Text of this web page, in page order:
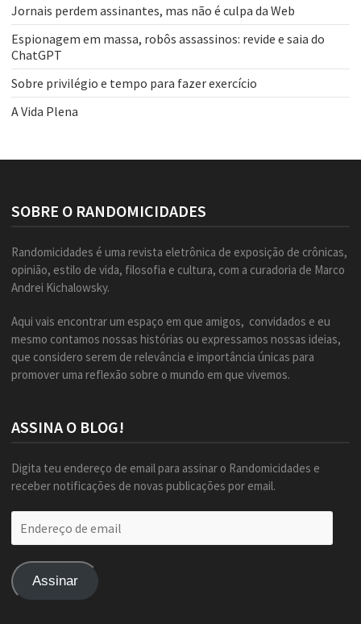
Jornais perdem assinantes, mas não é culpa da Web
Espionagem em massa, robôs assassinos: revide e saia do
ChatGPT
Sobre privilégio e tempo para fazer exercício
A Vida Plena
SOBRE O RANDOMICIDADES
Randomicidades é uma revista eletrônica de exposição de crônicas,
opinião, estilo de vida, filosofia e cultura, com a curadoria de Marco
Andrei Kichalowsky.
Aqui vais encontrar um espaço em que amigos, convidados e eu
mesmo contamos nossas histórias ou expressamos nossas ideias,
que considero serem de relevância e importância únicas para
promover uma reflexão sobre o mundo em que vivemos.
ASSINA O BLOG!
Digita teu endereço de email para assinar o Randomicidades e
receber notificações de novas publicações por email.
de
Assinar